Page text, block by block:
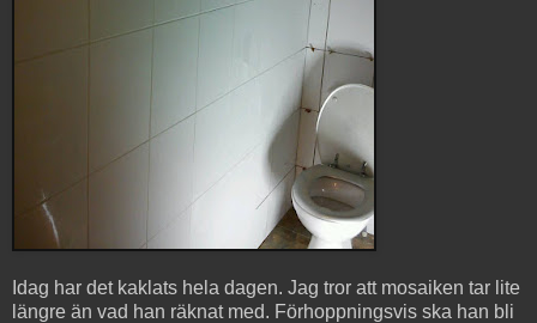
Idag har det kaklats hela dagen. Jag tror att mosaiken tar lite
längre än vad han räknat med. Förhoppningsvis ska han bli